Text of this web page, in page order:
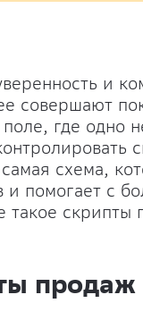
и
совершают
где одно
схема,
помогает с
скрипты
продаж